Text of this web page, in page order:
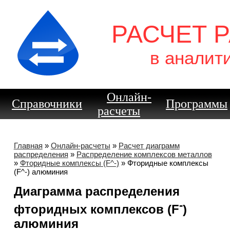
РАСЧЕТ
в
Справочники
Онлайн-
расчеты
Программы
Главная » Онлайн-расчеты » Расчет диаграмм
распределения » Распределение комплексов металлов
» Фторидные комплексы (F^-) » Фторидные комплексы
(F^-) алюминия
Диаграмма распределения
фторидных комплексов (F-)
алюминия